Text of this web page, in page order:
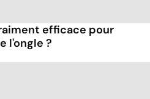
efficace pour
l'ongle ?